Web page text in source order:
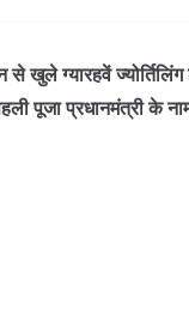
से खुले ग्यारहवें ज्योर्तिलिंग
पूजा प्रधानमंत्री के